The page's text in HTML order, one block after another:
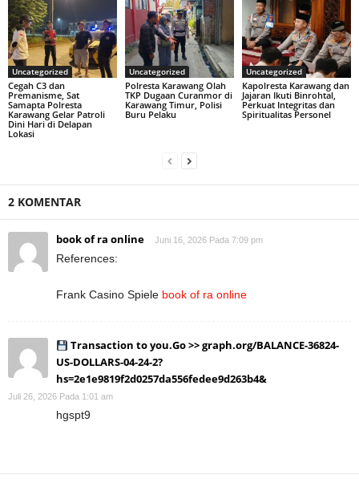
Uncategorized
Cegah C3 dan
Premanisme, Sat
Samapta Polresta
Karawang Gelar Patroli
Dini Hari di Delapan
Lokasi
Uncategorized
Polresta Karawang Olah
TKP Dugaan Curanmor di
Karawang Timur, Polisi
Buru Pelaku
Uncategorized
Kapolresta Karawang dan
Jajaran Ikuti Binrohtal,
Perkuat Integritas dan
Spiritualitas Personel
2 KOMENTAR
book of ra online Juni 16, 2026 Pada 7:09 pm
References:
Frank Casino Spiele book of ra online
Transaction to you.Go >> graph.org/BALANCE-36824-
US-DOLLARS-04-24-2?
hs=2e1e9819f2d0257da556fedee9d263b4&
Juli 26, 2026 Pada 1:01 am
hgspt9